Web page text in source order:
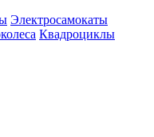
Электросамокаты
Квадроциклы